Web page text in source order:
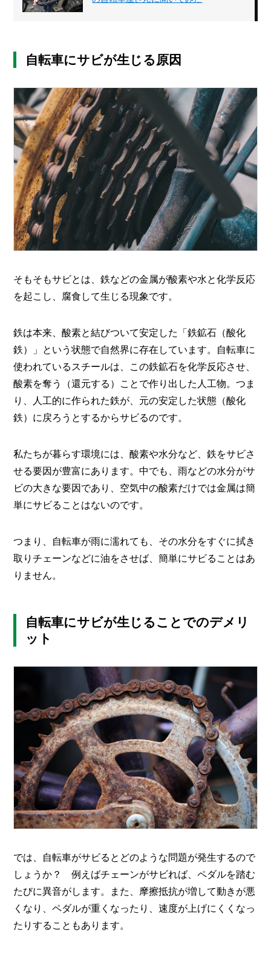
自転車にサビが生じる原因
そもそもサビとは、鉄などの金属が酸素や水と化学反応
を起こし、腐食して生じる現象です。
鉄は本来、酸素と結びついて安定した「鉄鉱石（酸化
鉄）」という状態で自然界に存在しています。自転車に
使われているスチールは、この鉄鉱石を化学反応させ、
酸素を奪う（還元する）ことで作り出した人工物。つま
り、人工的に作られた鉄が、元の安定した状態（酸化
鉄）に戻ろうとするからサビるのです。
私たちが暮らす環境には、酸素や水分など、鉄をサビさ
せる要因が豊富にあります。中でも、雨などの水分がサ
ビの大きな要因であり、空気中の酸素だけでは金属は簡
単にサビることはないのです。
つまり、自転車が雨に濡れても、その水分をすぐに拭き
取りチェーンなどに油をさせば、簡単にサビることはあ
りません。
自転車にサビが生じることでのデメリ
ット
では、自転車がサビるとどのような問題が発生するので
しょうか？ 例えばチェーンがサビれば、ペダルを踏む
たびに異音がします。また、摩擦抵抗が増して動きが悪
くなり、ペダルが重くなったり、速度が上げにくくなっ
たりすることもあります。